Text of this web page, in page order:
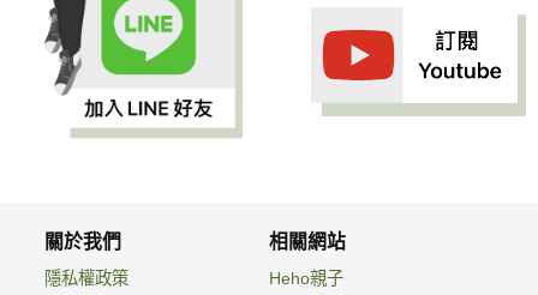
關於我們
隱私權政策
相關網站
Heho親子